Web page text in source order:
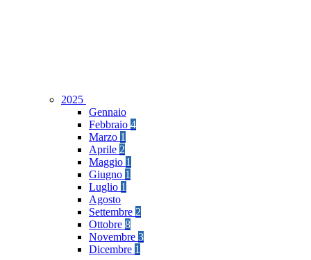
2025
Gennaio
Febbraio 4
Marzo 1
Aprile 2
Maggio 1
Giugno 1
Luglio 1
Agosto
Settembre 2
Ottobre 8
Novembre 3
Dicembre 1